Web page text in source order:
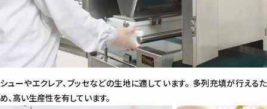
シューやエクレア、ブッセなどの生地に適しています。 多列充填が行えるた
め、高い生産性を有しています。